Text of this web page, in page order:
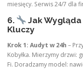
miesięcy. Serwis 24/7 dla
6.
Jak Wygląda
Kluczy
Krok 1: Audyt w 24h –
Kobyłka. Mierzymy drzwi:
Fi. Doradzamy model: